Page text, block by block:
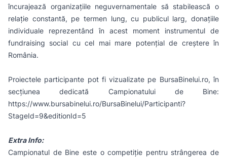
încurajează organizațiile neguvernamentale să stabilească o
relaţie constantă, pe termen lung, cu publicul larg, donaţiile
individuale reprezentând în acest moment instrumentul de
fundraising social cu cel mai mare potenţial de creştere în
România.
Proiectele participante pot fi vizualizate pe BursaBinelui.ro, în
secțiunea dedicată Campionatului de Bine:
https://www.bursabinelui.ro/BursaBinelui/Participanti?
StageId=9&editionId=5
Extra Info:
Campionatul de Bine este o competiție pentru strângerea de